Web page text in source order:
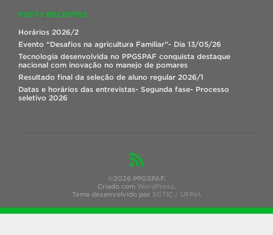
POSTS RECENTES
Horários 2026/2
Evento “Desafios na agricultura Familiar”- Dia 13/05/26
Tecnologia desenvolvida no PPGSPAF conquista destaque
nacional com inovação no manejo de pomares
Resultado final da seleção de aluno regular 2026/1
Datas e horários das entrevistas- Segunda fase- Processo
seletivo 2026
©2026 PPGSPAF.
Criado com WordPress.
Tema desenvolvido por SGTIC / UFPel.